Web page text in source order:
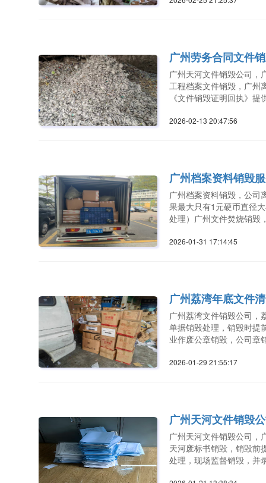
广州劳务合同文件
广州天河文件销毁公司，
工程档案文件销毁，广州
《文件销毁证明回执》提
2026-02-13 20:47:56
广州档案资料销毁
广州档案资料销毁，公司
果最大只有1元硬币直径
处理）广州文件焚烧销毁
2026-01-31 17:14:45
广州荔湾年底文件
广州荔湾文件销毁公司，
单据销毁处理，销毁时提
业作废公章销毁，公司章
2026-01-29 21:55:17
广州天河文件销毁
广州天河文件销毁公司，
天河废标书销毁，销毁前
处理，现场监督销毁，并